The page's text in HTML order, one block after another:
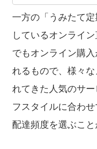
一方の「うみたて
しているオンライ
でもオンライン購
れるもので、様々
れてきた人気のサ
フスタイルに合わ
配達頻度を選ぶこと